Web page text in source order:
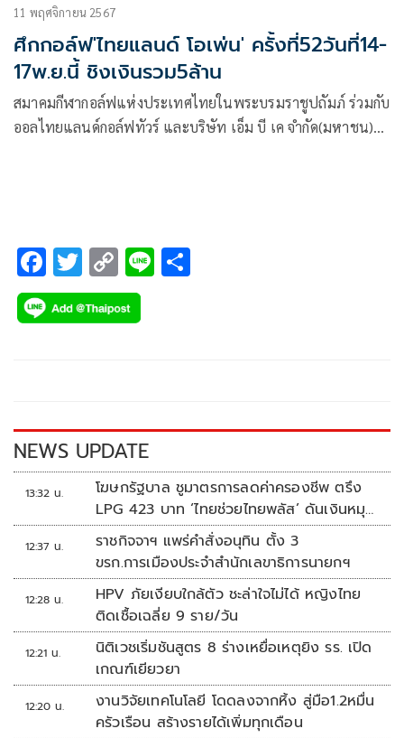
11 พฤศจิกายน 2567
ศึกกอล์ฟ'ไทยแลนด์ โอเพ่น' ครั้งที่52วันที่14-
17พ.ย.นี้ ชิงเงินรวม5ล้าน
สมาคมกีฬากอล์ฟแห่งประเทศไทยในพระบรมราชูปถัมภ์ ร่วมกับ
ออลไทยแลนด์กอล์ฟทัวร์ และบริษัท เอ็ม บี เค จำกัด(มหาชน)
บาท
F
ac
e
k
T
wi
tt
C
o
p
k
Li
NEWS UPDATE
13:32 น.
โฆษกรัฐบาล ชูมาตรการลดค่าครองชีพ ตรึง
LPG 423 บาท ‘ไทยช่วยไทยพลัส’ ดันเงินหมุน
แสนล้าน
12:37 น.
ราชกิจจาฯ แพร่คำสั่งอนุทิน ตั้ง 3
ขรก.การเมืองประจำสำนักเลขาธิการนายกฯ
12:28 น.
HPV ภัยเงียบใกล้ตัว ชะล่าใจไม่ได้ หญิงไทย
ติดเชื้อเฉลี่ย 9 ราย/วัน
12:21 น.
นิติเวชเริ่มชันสูตร 8 ร่างเหยื่อเหตุยิง รร. เปิด
เกณฑ์เยียวยา
12:20 น.
งานวิจัยเทคโนโลยี โดดลงจากหิ้ง สู่มือ1.2หมื่น
ครัวเรือน สร้างรายได้เพิ่มทุกเดือน